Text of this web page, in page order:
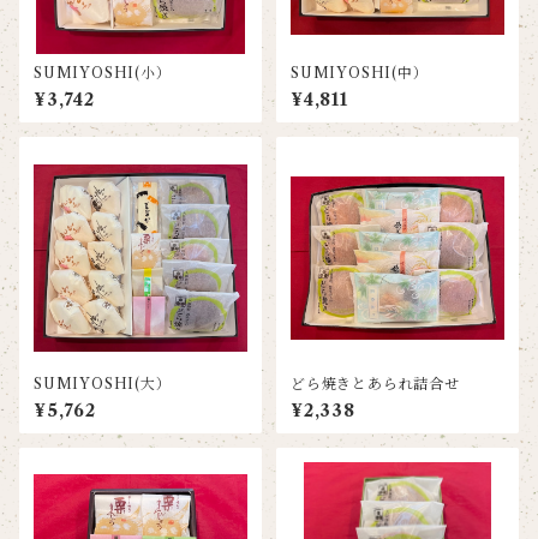
SUMIYOSHI(小）
¥3,742
SUMIYOSHI(中）
¥4,811
SUMIYOSHI(大）
¥5,762
どら焼きとあられ詰合せ
¥2,338